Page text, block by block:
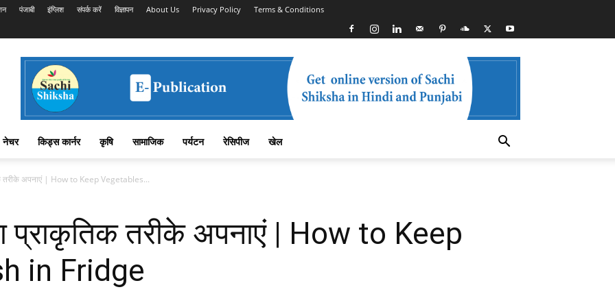
पंजाबी इंग्लिश संपर्क करें विज्ञापन About Us Privacy Policy Terms & Conditions
नेचर किड्स कार्नर कृषि सामाजिक पर्यटन रेसिपीज खेल
तरीके अपनाएं | How to Keep Vegetables...
प्राकृतिक तरीके अपनाएं | How to Keep
in Fridge